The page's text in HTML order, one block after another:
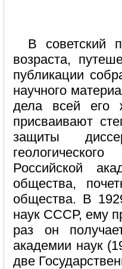
В советский
возраста,
публикации
научного
дела всей его
присваивают
защиты
Российской
общества,
общества. В
наук СССР, ему
раз он
академии наук
две